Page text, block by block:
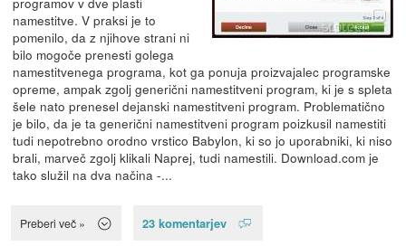
namestitve. V praksi je to
pomenilo, da z njihove strani ni
bilo mogoče prenesti golega
namestitvenega programa, kot ga ponuja proizvajalec programske
opreme, ampak zgolj generični namestitveni program, ki je s spleta
šele nato prenesel dejanski namestitveni program. Problematično
je bilo, da je ta generični namestitveni program poizkusil namestiti
tudi nepotrebno orodno vrstico Babylon, ki so jo uporabniki, ki niso
brali, marveč zgolj klikali Naprej, tudi namestili. Download.com je
tako služil na dva načina -...
Preberi več » 23 komentarjev